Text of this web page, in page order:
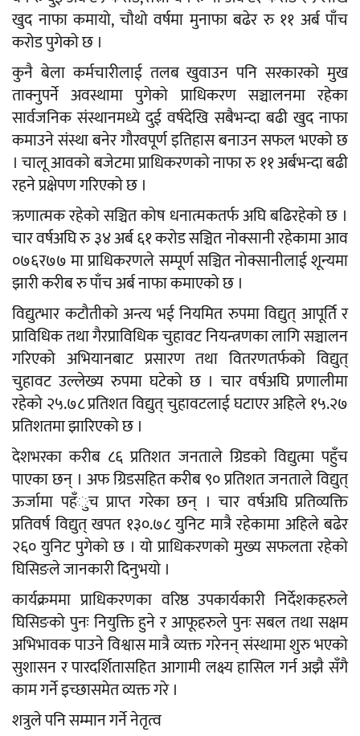
खुद नाफा कमायो, चौथो वर्षमा मुनाफा बढेर रु ११ अर्ब पाँच
करोड पुगेको छ ।
कुनै बेला कर्मचारीलाई तलब खुवाउन पनि सरकारको मुख
ताक्नुपर्ने अवस्थामा पुगेको प्राधिकरण सञ्चालनमा रहेका
सार्वजनिक संस्थानमध्ये दुई वर्षदेखि सबैभन्दा बढी खुद नाफा
कमाउने संस्था बनेर गौरवपूर्ण इतिहास बनाउन सफल भएको छ
। चालू आवको बजेटमा प्राधिकरणको नाफा रु ११ अर्बभन्दा बढी
रहने प्रक्षेपण गरिएको छ ।
ऋणात्मक रहेको सञ्चित कोष धनात्मकतर्फ अघि बढिरहेको छ ।
चार वर्षअघि रु ३४ अर्ब ६१ करोड सञ्चित नोक्सानी रहेकामा आव
०७६र७७ मा प्राधिकरणले सम्पूर्ण सञ्चित नोक्सानीलाई शून्यमा
झारी करीब रु पाँच अर्ब नाफा कमाएको छ ।
विद्युत्भार कटौतीको अन्त्य भई नियमित रुपमा विद्युत् आपूर्ति र
प्राविधिक तथा गैरप्राविधिक चुहावट नियन्त्रणका लागि सञ्चालन
गरिएको अभियानबाट प्रसारण तथा वितरणतर्फको विद्युत्
चुहावट उल्लेख्य रुपमा घटेको छ । चार वर्षअघि प्रणालीमा
रहेको २५.७८ प्रतिशत विद्युत् चुहावटलाई घटाएर अहिले १५.२७
प्रतिशतमा झारिएको छ ।
देशभरका करीब ८६ प्रतिशत जनताले ग्रिडको विद्युत्मा पहुँच
पाएका छन् । अफ ग्रिडसहित करीब ९० प्रतिशत जनताले विद्युत्
ऊर्जामा पहँुच प्राप्त गरेका छन् । चार वर्षअघि प्रतिव्यक्ति
प्रतिवर्ष विद्युत् खपत १३०.७८ युनिट मात्रै रहेकामा अहिले बढेर
२६० युनिट पुगेको छ । यो प्राधिकरणको मुख्य सफलता रहेको
घिसिङले जानकारी दिनुभयो ।
कार्यक्रममा प्राधिकरणका वरिष्ठ उपकार्यकारी निर्देशकहरुले
घिसिङको पुनः नियुक्ति हुने र आफूहरुले पुनः सबल तथा सक्षम
अभिभावक पाउने विश्वास मात्रै व्यक्त गरेनन् संस्थामा शुरु भएको
सुशासन र पारदर्शितासहित आगामी लक्ष्य हासिल गर्न अझै सँगै
काम गर्ने इच्छासमेत व्यक्त गरे ।
शत्रुले पनि सम्मान गर्ने नेतृत्व